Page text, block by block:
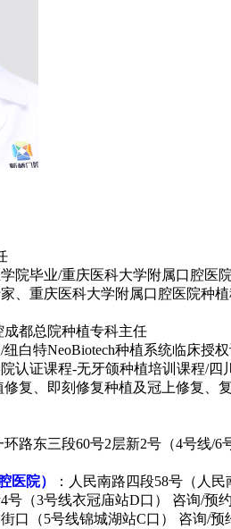
院毕业/重庆医科大学附属口腔医
、重庆医科大学附属口腔医院种
都总院种植专科主任
白特NeoBiotech种植系统临床授
认证课程-无牙颌种植培训课程/四
复、即刻修复种植及冠上修复、
环路东三段60号2层新2号（4号线/6
医院）
：人民南路四段58号（人
号（3号线衣冠庙站D口） 咨询/预
口（5号线锦城湖站C口） 咨询/预